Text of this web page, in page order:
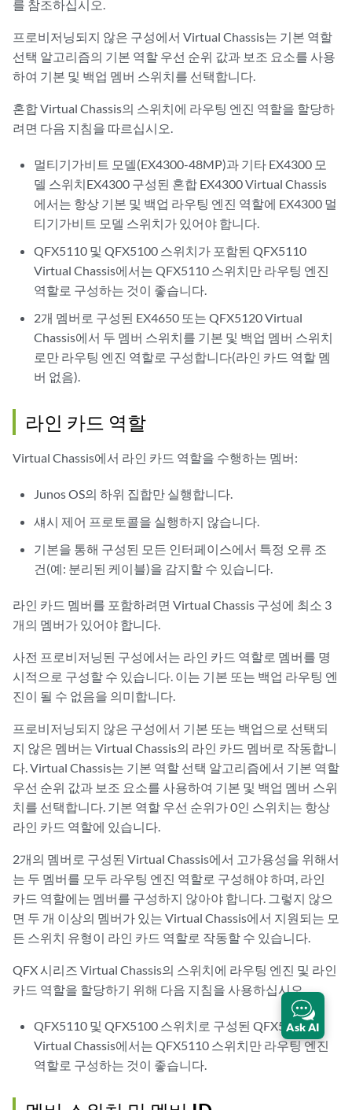
를 참조하십시오.
프로비저닝되지 않은 구성에서 Virtual Chassis는 기본 역할
선택 알고리즘의 기본 역할 우선 순위 값과 보조 요소를 사용
하여 기본 및 백업 멤버 스위치를 선택합니다.
혼합 Virtual Chassis의 스위치에 라우팅 엔진 역할을 할당하
려면 다음 지침을 따르십시오.
멀티기가비트 모델(EX4300-48MP)과 기타 EX4300 모
델 스위치EX4300 구성된 혼합 EX4300 Virtual Chassis
에서는 항상 기본 및 백업 라우팅 엔진 역할에 EX4300 멀
티기가비트 모델 스위치가 있어야 합니다.
QFX5110 및 QFX5100 스위치가 포함된 QFX5110
Virtual Chassis에서는 QFX5110 스위치만 라우팅 엔진
역할로 구성하는 것이 좋습니다.
2개 멤버로 구성된 EX4650 또는 QFX5120 Virtual
Chassis에서 두 멤버 스위치를 기본 및 백업 멤버 스위치
로만 라우팅 엔진 역할로 구성합니다(라인 카드 역할 멤
버 없음).
라인 카드 역할
Virtual Chassis에서 라인 카드 역할을 수행하는 멤버:
Junos OS의 하위 집합만 실행합니다.
섀시 제어 프로토콜을 실행하지 않습니다.
기본을 통해 구성된 모든 인터페이스에서 특정 오류 조
건(예: 분리된 케이블)을 감지할 수 있습니다.
라인 카드 멤버를 포함하려면 Virtual Chassis 구성에 최소 3
개의 멤버가 있어야 합니다.
사전 프로비저닝된 구성에서는 라인 카드 역할로 멤버를 명
시적으로 구성할 수 있습니다. 이는 기본 또는 백업 라우팅 엔
진이 될 수 없음을 의미합니다.
프로비저닝되지 않은 구성에서 기본 또는 백업으로 선택되
지 않은 멤버는 Virtual Chassis의 라인 카드 멤버로 작동합니
다. Virtual Chassis는 기본 역할 선택 알고리즘에서 기본 역할
우선 순위 값과 보조 요소를 사용하여 기본 및 백업 멤버 스위
치를 선택합니다. 기본 역할 우선 순위가 0인 스위치는 항상
라인 카드 역할에 있습니다.
2개의 멤버로 구성된 Virtual Chassis에서 고가용성을 위해서
는 두 멤버를 모두 라우팅 엔진 역할로 구성해야 하며, 라인
카드 역할에는 멤버를 구성하지 않아야 합니다. 그렇지 않으
면 두 개 이상의 멤버가 있는 Virtual Chassis에서 지원되는 모
든 스위치 유형이 라인 카드 역할로 작동할 수 있습니다.
QFX 시리즈 Virtual Chassis의 스위치에 라우팅 엔진 및 라인
카드 역할을 할당하기 위해 다음 지침을 사용하십시오.
QFX5110 및 QFX5100 스위치로 구성된 QFX5110
Virtual Chassis에서는 QFX5110 스위치만 라우팅 엔진
역할로 구성하는 것이 좋습니다.
Ask AI